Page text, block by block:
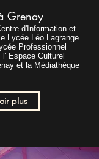
Grenay
d'Information et
Lycée Léo Lagrange
Professionnel
Espace Culturel
et la Médiathèque
plus